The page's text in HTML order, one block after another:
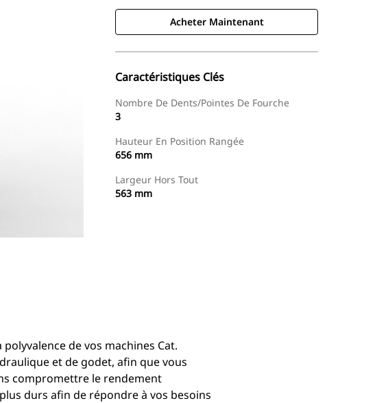
Acheter Maintenant
Caractéristiques Clés
Nombre De Dents/pointes De Fourche
3
Hauteur En Position Rangée
656 mm
Largeur Hors Tout
563 mm
de vos machines Cat.
et de godet, afin que vous
compromettre le rendement
durs afin de répondre à vos besoins